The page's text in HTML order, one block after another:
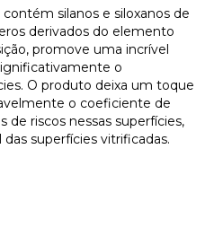
silanos e siloxanos de
derivados do elemento
promove uma incrível
o
O produto deixa um toque
o coeficiente de
de riscos nessas superfícies,
superfícies vitrificadas.